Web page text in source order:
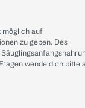
möglich auf
zu geben. Des
wende dich bitte